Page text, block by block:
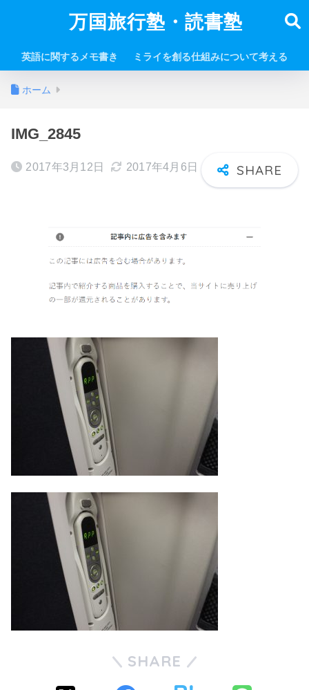
万国旅行塾・読書塾
英語に関するメモ書き ミライを創る仕組みについて考える
ホーム
IMG_2845
2017年3月12日 2017年4月6日
SHARE